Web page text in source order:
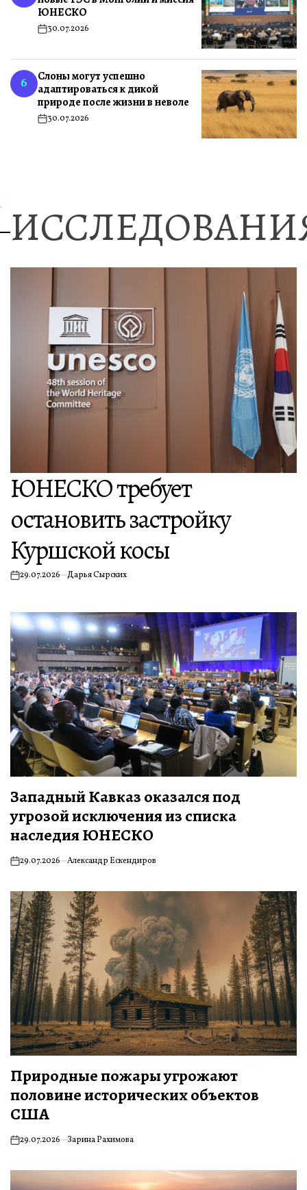
ЮНЕСКО
30.07.2026
6
Слоны могут успешно
адаптироваться к дикой
природе после жизни в неволе
30.07.2026
ЮНЕСКО требует
остановить застройку
Куршской косы
29.07.2026 Дарья Сырских
Западный Кавказ оказался под
угрозой исключения из списка
наследия ЮНЕСКО
29.07.2026 Александр Ескендиров
Природные пожары угрожают
половине исторических объектов
США
29.07.2026 Зарина Рахимова